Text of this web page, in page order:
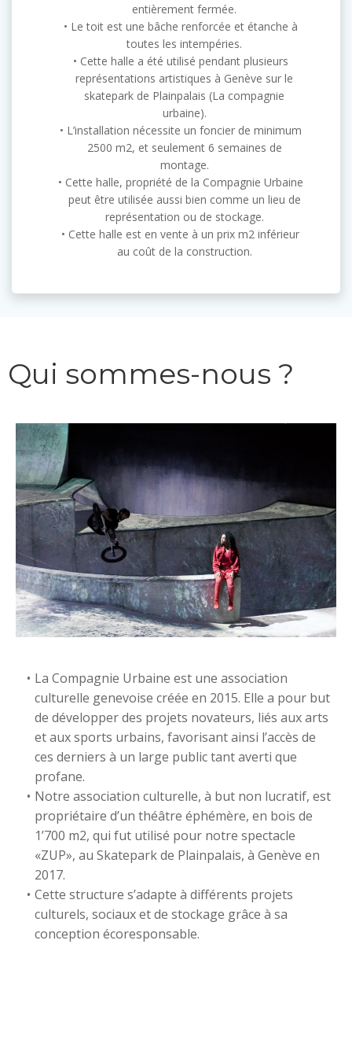
entièrement fermée.
Le toit est une bâche renforcée et étanche à
toutes les intempéries.
Cette halle a été utilisé pendant plusieurs
représentations artistiques à Genève sur le
skatepark de Plainpalais (La compagnie
urbaine).
L’installation nécessite un foncier de minimum
2500 m2, et seulement 6 semaines de
montage.
Cette halle, propriété de la Compagnie Urbaine
peut être utilisée aussi bien comme un lieu de
représentation ou de stockage.
Cette halle est en vente à un prix m2 inférieur
au coût de la construction.
Qui sommes-nous ?
La Compagnie Urbaine est une association
culturelle genevoise créée en 2015. Elle a pour but
de développer des projets novateurs, liés aux arts
et aux sports urbains, favorisant ainsi l’accès de
ces derniers à un large public tant averti que
profane.
Notre association culturelle, à but non lucratif, est
propriétaire d’un théâtre éphémère, en bois de
1’700 m2, qui fut utilisé pour notre spectacle
«ZUP», au Skatepark de Plainpalais, à Genève en
2017.
Cette structure s’adapte à différents projets
culturels, sociaux et de stockage grâce à sa
conception écoresponsable.